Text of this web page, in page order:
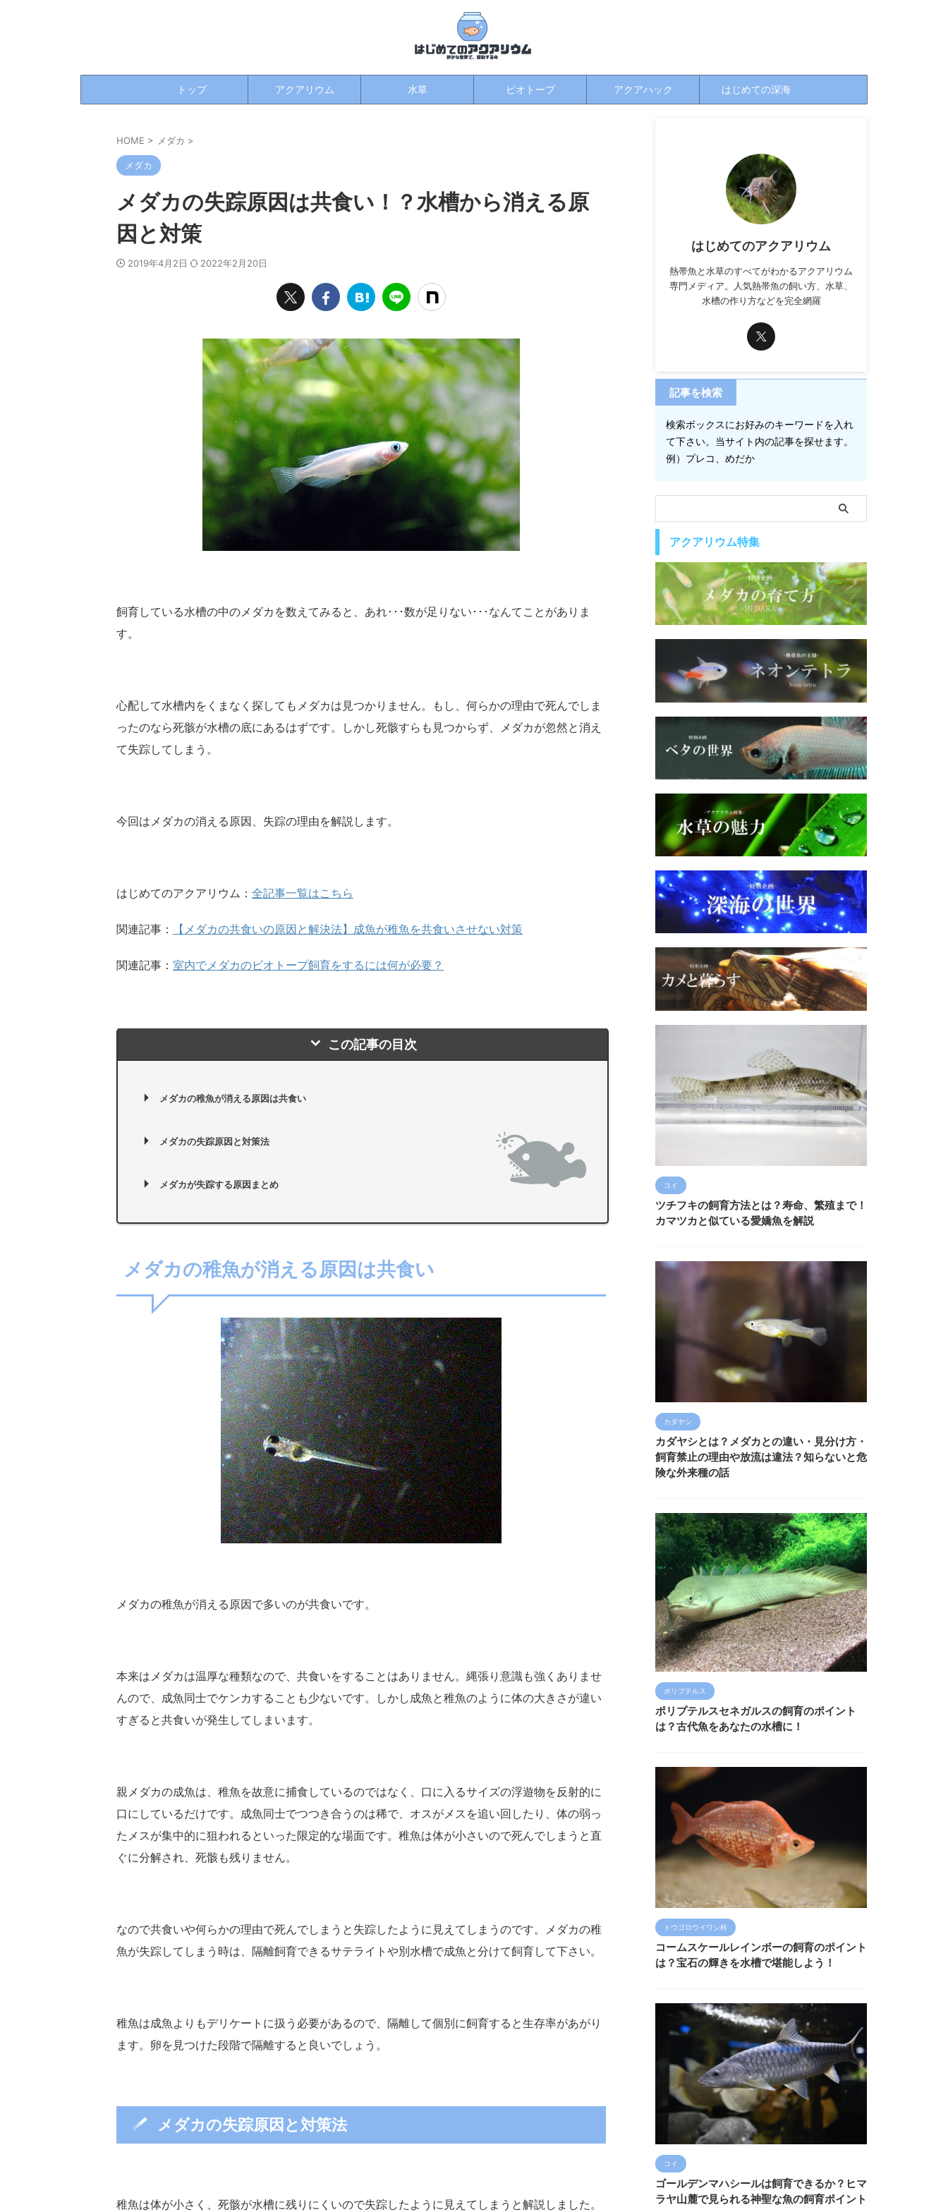
トップ アクアリウム 水草 ビオトープ アクアハック はじめての深海
HOME > メダカ >
メダカ
メダカの失踪原因は共食い！？水槽から消える原
因と対策
2019年4月2日 2022年2月20日
飼育している水槽の中のメダカを数えてみると、あれ･･･数が足りない･･･なんてことがありま
す。
心配して水槽内をくまなく探してもメダカは見つかりません。もし、何らかの理由で死んでしま
ったのなら死骸が水槽の底にあるはずです。しかし死骸すらも見つからず、メダカが忽然と消え
て失踪してしまう。
今回はメダカの消える原因、失踪の理由を解説します。
はじめてのアクアリウム： 全記事一覧はこちら
関連記事： 【メダカの共食いの原因と解決法】成魚が稚魚を共食いさせない対策
関連記事： 室内でメダカのビオトープ飼育をするには何が必要？
この記事の目次
メダカの稚魚が消える原因は共食い
メダカの失踪原因と対策法
メダカが失踪する原因まとめ
メダカの稚魚が消える原因は共食い
メダカの稚魚が消える原因で多いのが共食いです。
本来はメダカは温厚な種類なので、共食いをすることはありません。縄張り意識も強くありませ
んので、成魚同士でケンカすることも少ないです。しかし成魚と稚魚のように体の大きさが違い
すぎると共食いが発生してしまいます。
親メダカの成魚は、稚魚を故意に捕食しているのではなく、口に入るサイズの浮遊物を反射的に
口にしているだけです。成魚同士でつつき合うのは稀で、オスがメスを追い回したり、体の弱っ
たメスが集中的に狙われるといった限定的な場面です。稚魚は体が小さいので死んでしまうと直
ぐに分解され、死骸も残りません。
なので共食いや何らかの理由で死んでしまうと失踪したように見えてしまうのです。メダカの稚
魚が失踪してしまう時は、隔離飼育できるサテライトや別水槽で成魚と分けて飼育して下さい。
稚魚は成魚よりもデリケートに扱う必要があるので、隔離して個別に飼育すると生存率があがり
ます。卵を見つけた段階で隔離すると良いでしょう。
メダカの失踪原因と対策法
稚魚は体が小さく、死骸が水槽に残りにくいので失踪したように見えてしまうと解説しました。
はじめてのアクアリウム
熱帯魚と水草のすべてがわかるアクアリウム
専門メディア。人気熱帯魚の飼い方、水草、
水槽の作り方などを完全網羅
記事を検索
検索ボックスにお好みのキーワードを入れ
て下さい。当サイト内の記事を探せます。
例）プレコ、めだか
アクアリウム特集
コイ
ツチフキの飼育方法とは？寿命、繁殖まで！
カマツカと似ている愛嬌魚を解説
カダヤシ
カダヤシとは？メダカとの違い・見分け方・
飼育禁止の理由や放流は違法？知らないと危
険な外来種の話
ポリプテルス
ポリプテルスセネガルスの飼育のポイント
は？古代魚をあなたの水槽に！
トウゴロウイワシ科
コームスケールレインボーの飼育のポイント
は？宝石の輝きを水槽で堪能しよう！
コイ
ゴールデンマハシールは飼育できるか？ヒマ
ラヤ山麓で見られる神聖な魚の飼育ポイント